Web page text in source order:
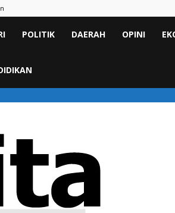
POLITIK DAERAH OPINI